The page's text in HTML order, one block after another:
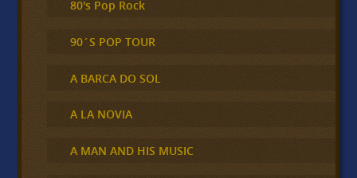
80's Pop Rock
90´S POP TOUR
A BARCA DO SOL
A LA NOVIA
A MAN AND HIS MUSIC